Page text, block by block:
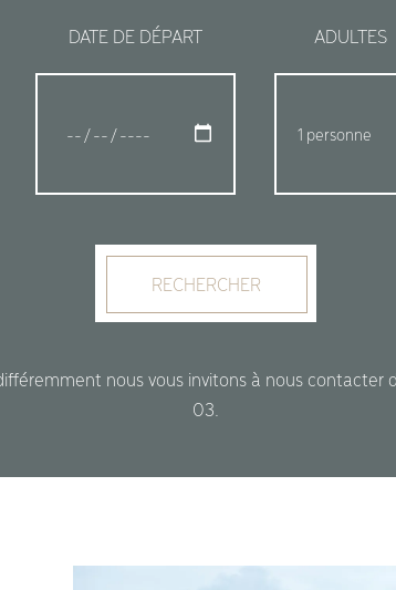
DATE DE DÉPART ADULTES
RECHERCHER
nous vous invitons à nous contacter
03.